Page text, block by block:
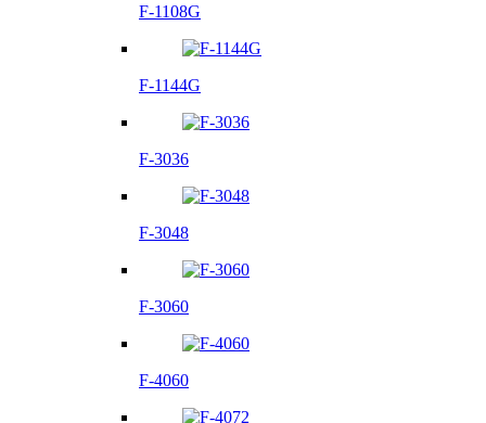
F-1108G
F-1144G
F-3036
F-3048
F-3060
F-4060